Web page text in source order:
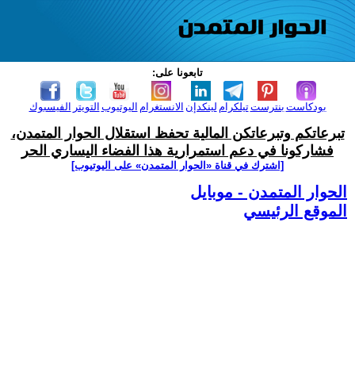
تابعونا على:
الفيسبوك التويتر اليوتيوب الانستغرام لينكدإن تيلكرامبنترست بودكاست
تبرعاتكم وتبرعاتكن المالية تحفظ استقلال الحوار المتمدن،
فشاركونا في دعم استمرارية هذا الفضاء اليساري الحر
[اشترك في قناة ‫«الحوار المتمدن» على اليوتيوب]
الحوار المتمدن - موبايل
الموقع الرئيسي